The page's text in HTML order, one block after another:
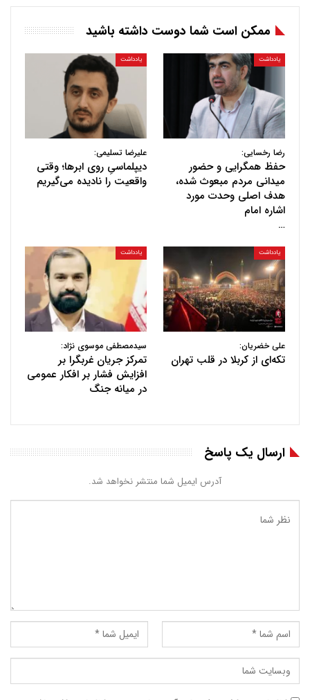
ممکن است شما دوست داشته باشید
یادداشت
رضا رخسایی:
حفظ همگرایی و حضور
میدانی مردم مبعوث شده،
هدف اصلی وحدت مورد
اشاره امام
…
یادداشت
علیرضا تسلیمی:
دیپلماسیِ روی ابرها؛ وقتی
واقعیت را نادیده می‌گیریم
یادداشت
علی خضریان:
تکه‌ای از کربلا در قلب تهران
یادداشت
سیدمصطفی موسوی نژاد:
تمرکز جریان غربگرا بر
افزایش فشار بر افکار عمومی
در میانه جنگ
ارسال یک پاسخ
آدرس ایمیل شما منتشر نخواهد شد.